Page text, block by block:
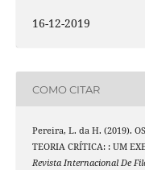
16-12-2019
COMO CITAR
Pereira, L. da H. (2019). OS
TEORIA CRÍTICA: : UM
Revista Internacional De